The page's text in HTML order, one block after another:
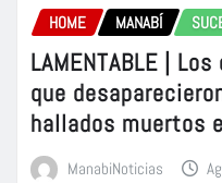
HOME MANABÍ
LAMENTABLE |
que
hallados muertos
ManabiNoticias